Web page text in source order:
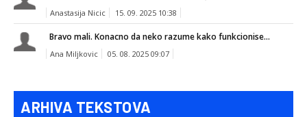
Anastasija Nicic 15. 09. 2025 10:38
Bravo mali. Konacno da neko razume kako funkcionise...
Ana Miljkovic 05. 08. 2025 09:07
ARHIVA TEKSTOVA